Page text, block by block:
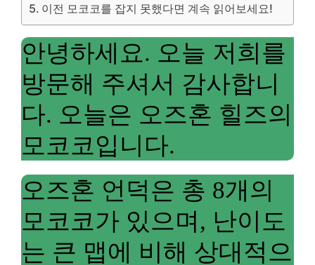
이전 모코코를 잡지 못했다면 계속 읽어보세요!
안녕하세요. 오늘 저희를
방문해 주셔서 감사합니
다. 오늘은 오즈혼 힐즈의
모코코입니다.
오즈혼 언덕은 총 8개의
모코코가 있으며, 난이도
는 큰 맵에 비해 상대적으